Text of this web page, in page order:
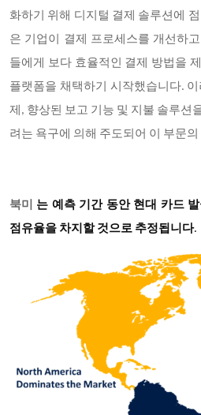
화하기 위해 디지털 결제 솔루션에
은 기업이 결제 프로세스를 개선하
들에게 보다 효율적인 결제 방법을
플랫폼을 채택하기 시작했습니다.
제, 향상된 보고 기능 및 지불 솔루션
려는 욕구에 의해 주도되어 이 부문
북미 는 예측 기간 동안 현대 카드
점유율을 차지할 것으로 추정됩니다.